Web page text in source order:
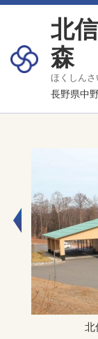
北
森
ほくしんさ
長野県中
北